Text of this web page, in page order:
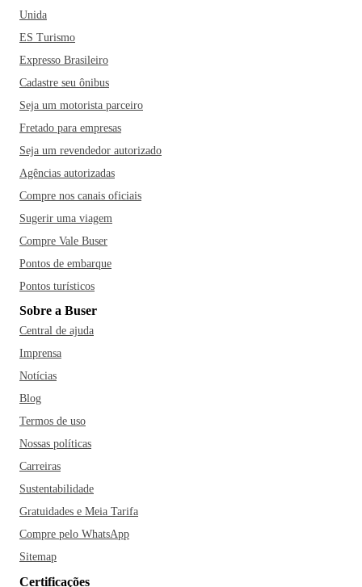
Unida
ES Turismo
Expresso Brasileiro
Cadastre seu ônibus
Seja um motorista parceiro
Fretado para empresas
Seja um revendedor autorizado
Agências autorizadas
Compre nos canais oficiais
Sugerir uma viagem
Compre Vale Buser
Pontos de embarque
Pontos turísticos
Sobre a Buser
Central de ajuda
Imprensa
Notícias
Blog
Termos de uso
Nossas políticas
Carreiras
Sustentabilidade
Gratuidades e Meia Tarifa
Compre pelo WhatsApp
Sitemap
Certificações